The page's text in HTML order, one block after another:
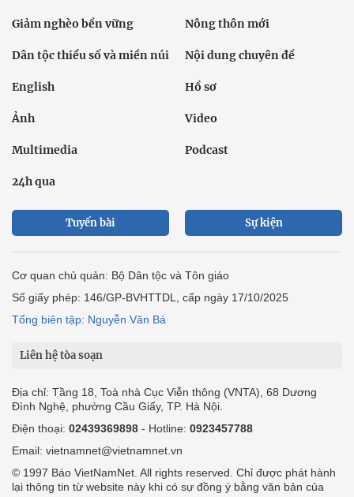
Giảm nghèo bền vững Nông thôn mới
Dân tộc thiểu số và miền núi Nội dung chuyên đề
English Hồ sơ
Ảnh Video
Multimedia Podcast
24h qua
Tuyến bài Sự kiện
Cơ quan chủ quản: Bộ Dân tộc và Tôn giáo
Số giấy phép: 146/GP-BVHTTDL, cấp ngày 17/10/2025
Tổng biên tập: Nguyễn Văn Bá
Liên hệ tòa soạn
Địa chỉ: Tầng 18, Toà nhà Cục Viễn thông (VNTA), 68 Dương
Đình Nghệ, phường Cầu Giấy, TP. Hà Nội.
Điện thoại: 02439369898 - Hotline: 0923457788
Email: vietnamnet@vietnamnet.vn
© 1997 Báo VietNamNet. All rights reserved. Chỉ được phát hành
lại thông tin từ website này khi có sự đồng ý bằng văn bản của